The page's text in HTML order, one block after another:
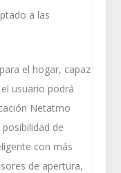
a las
el hogar, capaz
usuario podrá
Netatmo
de
con más
de apertura,